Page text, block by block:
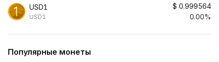
USD1
USD1
$ 0.999564
0.00%
Популярные монеты